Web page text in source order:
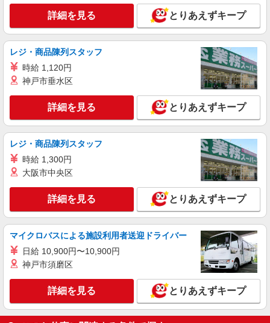
幅は経験・能力による
広島県広島市中区 【最寄駅】縮景園前電停
キープ 詳細を見る
アルバイト パート
日研トータルソーシング株式会社 メディカルケア事業部/広島オフィ
ス【看護助手】
看護助手（ナースエイド）
時給1,300円 ★週払いOK（規定あり） ※給与
広島県広島市中区 【最寄駅】銀山町電停
キープ 詳細を見る
パート
日研トータルソーシング株式会社 メディカルケア事業部/広島オフィ
ス【看護助手】
時給1,300円 ★週払いOK（規定あり） ※給与
広島県広島市中区 【最寄駅】胡町電停
キープ 詳細を見る
詳細を見る とりあえずキープ
レジ・商品陳列スタッフ
時給 1,120円
神戸市垂水区
詳細を見る とりあえずキープ
レジ・商品陳列スタッフ
時給 1,300円
大阪市中央区
詳細を見る とりあえずキープ
マイクロバスによる施設利用者送迎ドライバー
日給 10,900円〜10,900円
神戸市須磨区
詳細を見る とりあえずキープ